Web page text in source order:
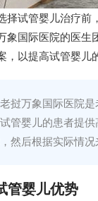
择试管婴儿治疗前
象国际医院的医生
，以提高试管婴儿
挝万象国际医院
管婴儿的患者提
然后根据实际情况
管婴儿优势